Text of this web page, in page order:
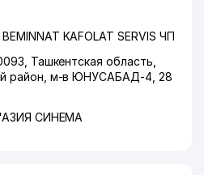
BEMINNAT KAFOLAT SERVIS ЧП
Ташкентская область
район м-в ЮНУСАБАД-4 , 28
СИНЕМА